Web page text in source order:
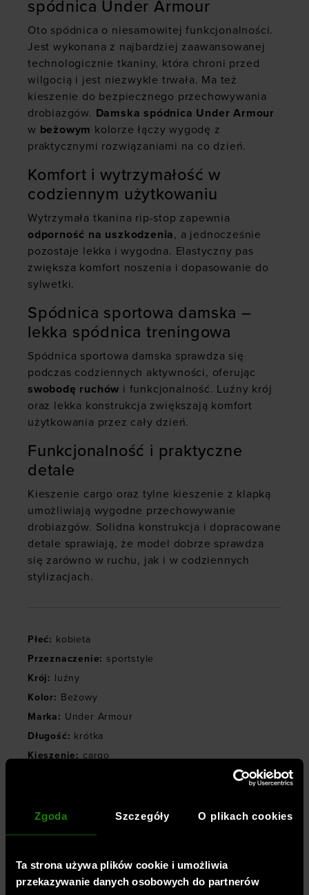
Zgoda Szczegóły O plikach cookies
Ta strona używa plików cookie i umożliwia
przekazywanie danych osobowych do partnerów
spódnica Under Armour
Oto spódnica o niesamowitej funkcjonalności.
Jest wykonana z najbardziej zaawansowanej
technologicznie tkaniny, która chroni przed
wilgocią i jest niezwykle trwała. Ma też
kieszenie do bezpiecznego przechowywania
drobiazgów. Damska spódnica Under Armour
w beżowym kolorze łączy wygodę z
praktycznymi rozwiązaniami na co dzień.
Komfort i wytrzymałość w
codziennym użytkowaniu
Wytrzymała tkanina rip-stop zapewnia
odporność na uszkodzenia, a jednocześnie
pozostaje lekka i wygodna. Elastyczny pas
zwiększa komfort noszenia i dopasowanie do
sylwetki.
Spódnica sportowa damska –
lekka spódnica treningowa
Spódnica sportowa damska sprawdza się
podczas codziennych aktywności, oferując
swobodę ruchów i funkcjonalność. Luźny krój
oraz lekka konstrukcja zwiększają komfort
użytkowania przez cały dzień.
Funkcjonalność i praktyczne
detale
Kieszenie cargo oraz tylne kieszenie z klapką
umożliwiają wygodne przechowywanie
drobiazgów. Solidna konstrukcja i dopracowane
detale sprawiają, że model dobrze sprawdza
się zarówno w ruchu, jak i w codziennych
stylizacjach.
Płeć: kobieta
Przeznaczenie: sportstyle
Krój: luźny
Kolor: Beżowy
Marka: Under Armour
Długość: krótka
Kieszenie: cargo
materiał syntetyczny
Materiał główny
100% nylon
Symbol: 6009725-203
OPINIE